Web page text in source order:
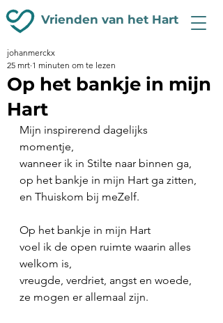
Vrienden van het Hart
Op het bankje in mijn
Hart
johanmerckx
25 mrt 1 minuten om te lezen
Mijn inspirerend dagelijks
momentje,
wanneer ik in Stilte naar binnen ga,
op het bankje in mijn Hart ga zitten,
en Thuiskom bij meZelf.
Op het bankje in mijn Hart
voel ik de open ruimte waarin alles
welkom is,
vreugde, verdriet, angst en woede,
ze mogen er allemaal zijn.